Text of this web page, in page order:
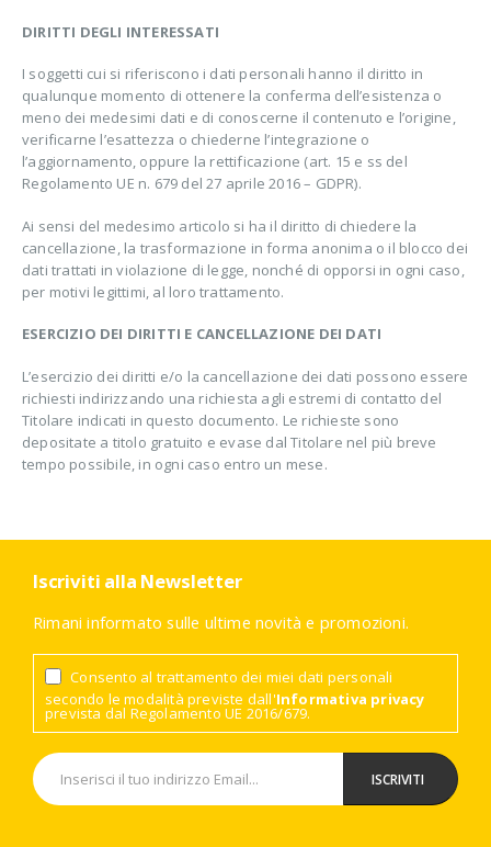
DIRITTI DEGLI INTERESSATI
I soggetti cui si riferiscono i dati personali hanno il diritto in
qualunque momento di ottenere la conferma dell’esistenza o
meno dei medesimi dati e di conoscerne il contenuto e l’origine,
verificarne l’esattezza o chiederne l’integrazione o
l’aggiornamento, oppure la rettificazione (art. 15 e ss del
Regolamento UE n. 679 del 27 aprile 2016 – GDPR).
Ai sensi del medesimo articolo si ha il diritto di chiedere la
cancellazione, la trasformazione in forma anonima o il blocco dei
dati trattati in violazione di legge, nonché di opporsi in ogni caso,
per motivi legittimi, al loro trattamento.
ESERCIZIO DEI DIRITTI E CANCELLAZIONE DEI DATI
L’esercizio dei diritti e/o la cancellazione dei dati possono essere
richiesti indirizzando una richiesta agli estremi di contatto del
Titolare indicati in questo documento. Le richieste sono
depositate a titolo gratuito e evase dal Titolare nel più breve
tempo possibile, in ogni caso entro un mese.
Iscriviti alla Newsletter
Rimani informato sulle ultime novità e promozioni.
Consento al trattamento dei miei dati personali
secondo le modalità previste dall'Informativa privacy
prevista dal Regolamento UE 2016/679.